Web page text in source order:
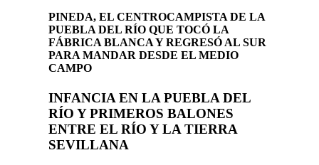
PINEDA, EL CENTROCAMPISTA DE LA
PUEBLA DEL RÍO QUE TOCÓ LA
FÁBRICA BLANCA Y REGRESÓ AL SUR
PARA MANDAR DESDE EL MEDIO
CAMPO
INFANCIA EN LA PUEBLA DEL
RÍO Y PRIMEROS BALONES
ENTRE EL RÍO Y LA TIERRA
SEVILLANA